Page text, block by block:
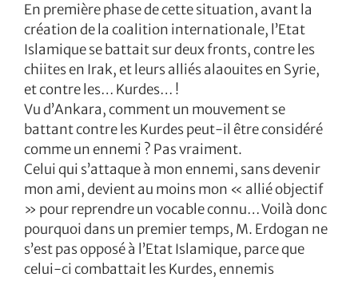
En première phase de cette situation, avant la
création de la coalition internationale, l’Etat
Islamique se battait sur deux fronts, contre les
chiites en Irak, et leurs alliés alaouites en Syrie,
et contre les… Kurdes… !
Vu d’Ankara, comment un mouvement se
battant contre les Kurdes peut-il être considéré
comme un ennemi ? Pas vraiment.
Celui qui s’attaque à mon ennemi, sans devenir
mon ami, devient au moins mon « allié objectif
» pour reprendre un vocable connu… Voilà donc
pourquoi dans un premier temps, M. Erdogan ne
s’est pas opposé à l’Etat Islamique, parce que
celui-ci combattait les Kurdes, ennemis